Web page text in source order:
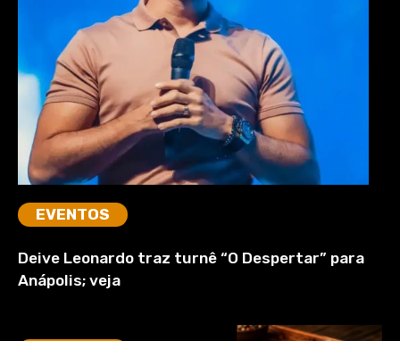
EVENTOS
Deive Leonardo traz turnê “O Despertar” para
Anápolis; veja